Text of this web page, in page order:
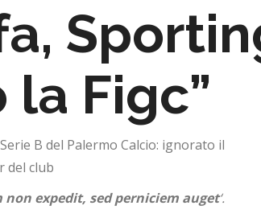
Figc”
B del Palermo Calcio: ignorato il
del club
expedit, sed perniciem auget‘.